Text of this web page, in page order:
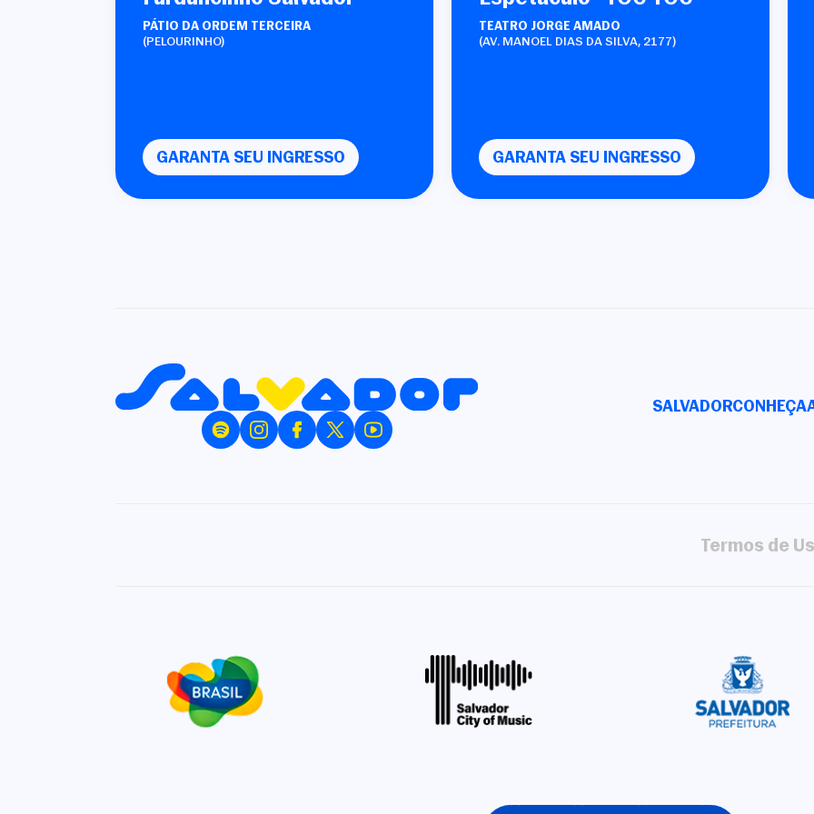
PÁTIO DA ORDEM TERCEIRA
(PELOURINHO)
GARANTA SEU INGRESSO
TEATRO JORGE AMADO
(AV. MANOEL DIAS DA SILVA, 2177)
GARANTA SEU INGRESSO
SALVADORCONHEÇA
Termos de